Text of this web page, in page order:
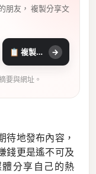
朋友， 複製分享文
📋 複製摘要 →
要與網址。
待地發布內容，
錢更是遙不可及
分享自己的熱